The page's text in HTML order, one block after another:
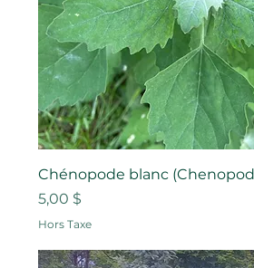
Chénopode blanc
Prix
5,00 $
Hors Taxe